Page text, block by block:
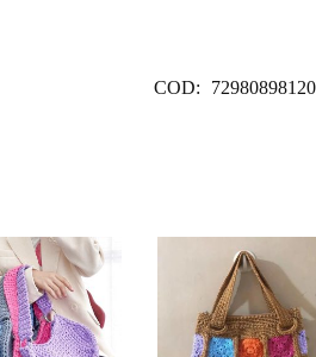
COD: